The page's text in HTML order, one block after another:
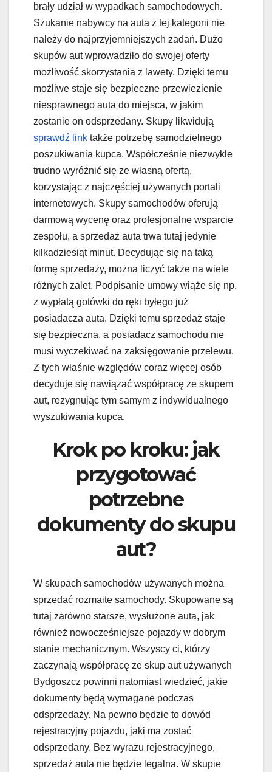
brały udział w wypadkach samochodowych.
Szukanie nabywcy na auta z tej kategorii nie
należy do najprzyjemniejszych zadań. Dużo
skupów aut wprowadziło do swojej oferty
możliwość skorzystania z lawety. Dzięki temu
możliwe staje się bezpieczne przewiezienie
niesprawnego auta do miejsca, w jakim
zostanie on odsprzedany. Skupy likwidują
sprawdź link także potrzebę samodzielnego
poszukiwania kupca. Współcześnie niezwykle
trudno wyróżnić się ze własną ofertą,
korzystając z najczęściej używanych portali
internetowych. Skupy samochodów oferują
darmową wycenę oraz profesjonalne wsparcie
zespołu, a sprzedaż auta trwa tutaj jedynie
kilkadziesiąt minut. Decydując się na taką
formę sprzedaży, można liczyć także na wiele
różnych zalet. Podpisanie umowy wiąże się np.
z wypłatą gotówki do ręki byłego już
posiadacza auta. Dzięki temu sprzedaż staje
się bezpieczna, a posiadacz samochodu nie
musi wyczekiwać na zaksięgowanie przelewu.
Z tych właśnie względów coraz więcej osób
decyduje się nawiązać współpracę ze skupem
aut, rezygnując tym samym z indywidualnego
wyszukiwania kupca.
Krok po kroku: jak
przygotować
potrzebne
dokumenty do skupu
aut?
W skupach samochodów używanych można
sprzedać rozmaite samochody. Skupowane są
tutaj zarówno starsze, wysłużone auta, jak
również nowocześniejsze pojazdy w dobrym
stanie mechanicznym. Wszyscy ci, którzy
zaczynają współpracę ze skup aut używanych
Bydgoszcz powinni natomiast wiedzieć, jakie
dokumenty będą wymagane podczas
odsprzedaży. Na pewno będzie to dowód
rejestracyjny pojazdu, jaki ma zostać
odsprzedany. Bez wyrazu rejestracyjnego,
sprzedaż auta nie będzie legalna. W skupie